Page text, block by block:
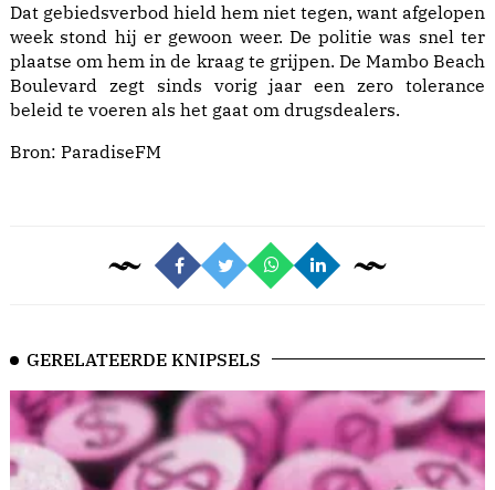
Dat gebiedsverbod hield hem niet tegen, want afgelopen
week stond hij er gewoon weer. De politie was snel ter
plaatse om hem in de kraag te grijpen. De Mambo Beach
Boulevard zegt sinds vorig jaar een zero tolerance
beleid te voeren als het gaat om drugsdealers.
Bron: ParadiseFM
GERELATEERDE KNIPSELS